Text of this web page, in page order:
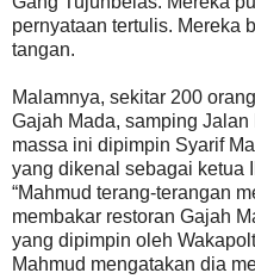
pernyataan tertulis. Mereka
tangan.
Malamnya, sekitar 200
Gajah Mada, samping
massa ini dipimpin Syarif
yang dikenal sebagai ketua
“Mahmud terang-terangan
membakar restoran Gajah
yang dipimpin oleh
Mahmud mengatakan dia